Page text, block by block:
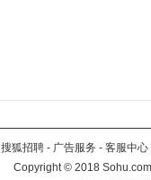
搜狐招聘 - 广告服务 - 客服中心
Copyright©2018